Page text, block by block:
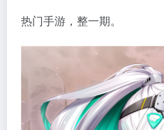
热门手游，整一期。